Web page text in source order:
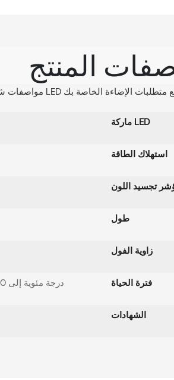
المنتج
ماركة LED
استهلاك الطاقة
طول
زاوية الفول
-20 درجة مئوية إلى 50 درجة مئوية فترة الحياة
الشهادات